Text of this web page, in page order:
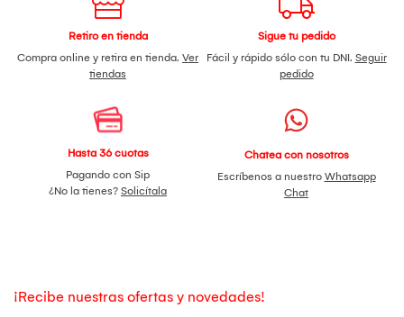
Retiro en tienda
Compra online y retira en tienda. Ver
tiendas
Sigue tu pedido
Fácil y rápido sólo con tu DNI. Seguir
pedido
Hasta 36 cuotas
Pagando con Sip
¿No la tienes? Solicítala
Chatea con nosotros
Escríbenos a nuestro Whatsapp
Chat
¡Recibe nuestras ofertas y novedades!